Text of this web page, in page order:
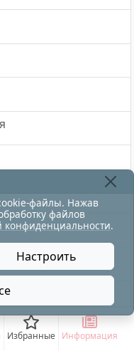
Избранные Информация
по Московскому
файлы. Нажав
файлов
конфиденциальности.
Настроить